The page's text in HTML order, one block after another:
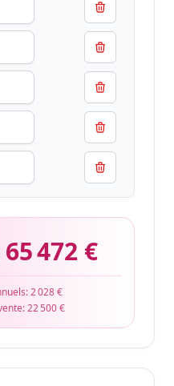
65 472 €
2 028 €
22 500 €